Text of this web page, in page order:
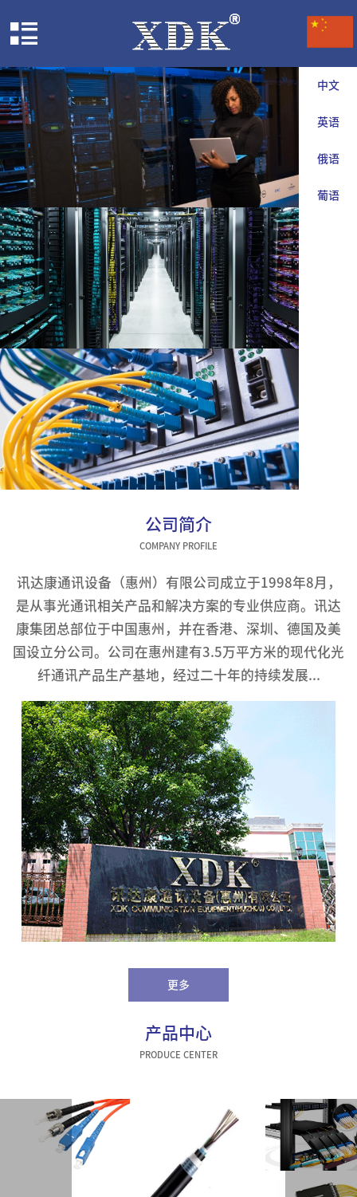
中文
英语
俄语
葡语
公司简介
COMPANY PROFILE
讯达康通讯设备（惠州）有限公司成立于1998年8月，
是从事光通讯相关产品和解决方案的专业供应商。讯达
康集团总部位于中国惠州，并在香港、深圳、德国及美
国设立分公司。公司在惠州建有3.5万平方米的现代化光
纤通讯产品生产基地，经过二十年的持续发展...
更多
产品中心
PRODUCE CENTER